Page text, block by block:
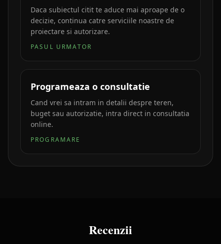
Daca subiectul citit te aduce mai aproape de o
decizie, continua catre serviciile noastre de
proiectare si autorizare.
PASUL URMATOR
Programeaza o consultatie
Cand vrei sa intram in detalii despre teren,
buget sau autorizatie, intra direct in consultatia
online.
PROGRAMARE
Recenzii